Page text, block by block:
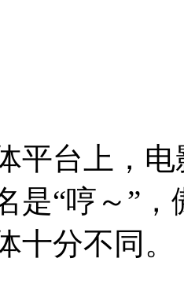
台上，电
是“哼～”
十分不同。